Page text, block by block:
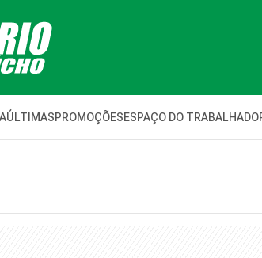
ÚLTIMASPROMOÇÕESESPAÇO DO